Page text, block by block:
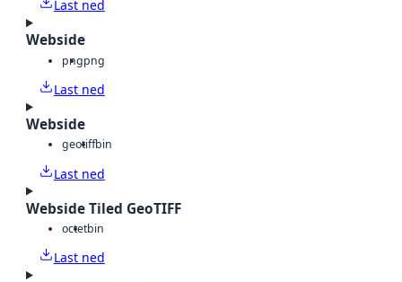
Last ned
Webside
pngpng
Last ned
Webside
geotiffbin
Last ned
Webside Tiled GeoTIFF
octetbin
Last ned